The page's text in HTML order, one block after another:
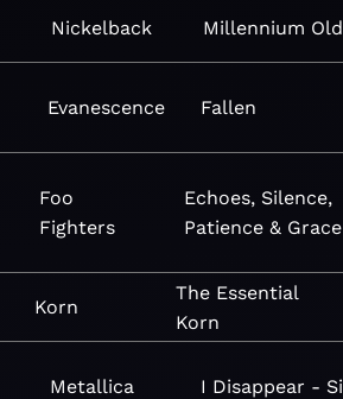
Nickelback Millennium
Evanescence Fallen
Foo
Fighters
Echoes, Silence,
Patience & Grace
Korn
The Essential
Korn
Metallica I Disappear -